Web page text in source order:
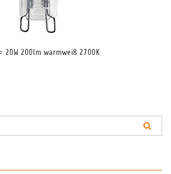
= 20W 200lm warmweiß 2700K